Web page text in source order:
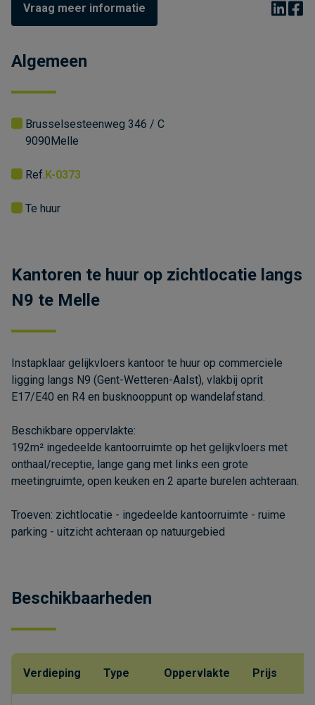
Vraag meer informatie
Algemeen
Melle
9090
Brusselsesteenweg 346 / C
Ref. K-0373
Te huur
Kantoren te huur op zichtlocatie langs
N9 te Melle
Instapklaar gelijkvloers kantoor te huur op commerciele
ligging langs N9 (Gent-Wetteren-Aalst), vlakbij oprit
E17/E40 en R4 en busknooppunt op wandelafstand.
Beschikbare oppervlakte:
192m² ingedeelde kantoorruimte op het gelijkvloers met
onthaal/receptie, lange gang met links een grote
meetingruimte, open keuken en 2 aparte burelen achteraan.
Troeven: zichtlocatie - ingedeelde kantoorruimte - ruime
parking - uitzicht achteraan op natuurgebied
Beschikbaarheden
Verdieping Type Oppervlakte Prijs